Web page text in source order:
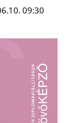
09:30